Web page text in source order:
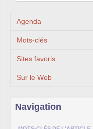
Agenda
Mots-clés
Sites favoris
Sur le Web
Navigation